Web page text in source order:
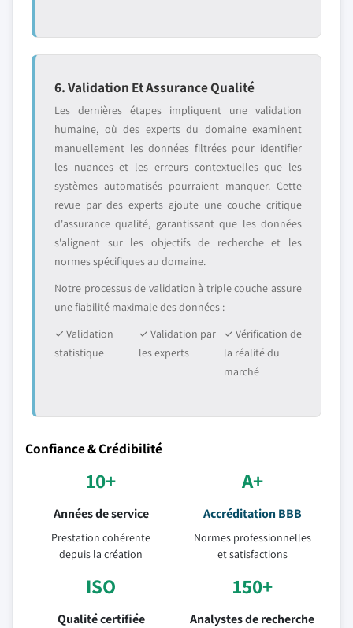
6. Validation Et Assurance Qualité
Les dernières étapes impliquent une validation
humaine, où des experts du domaine examinent
manuellement les données filtrées pour identifier
les nuances et les erreurs contextuelles que les
systèmes automatisés pourraient manquer. Cette
revue par des experts ajoute une couche critique
d'assurance qualité, garantissant que les données
s'alignent sur les objectifs de recherche et les
normes spécifiques au domaine.
Notre processus de validation à triple couche assure
une fiabilité maximale des données :
✓ Validation
statistique
✓ Validation par
les experts
✓ Vérification de
la réalité du
marché
Confiance & Crédibilité
10+
Années de service
Prestation cohérente
depuis la création
A+
Accréditation BBB
Normes professionnelles
et satisfactions
ISO
Qualité certifiée
150+
Analystes de recherche